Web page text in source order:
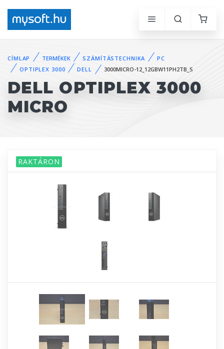
CÍMLAP TERMÉKEK SZÁMÍTÁSTECHNIKA
PC
OPTIPLEX 3000
DELL 3000MICRO-12_12GBW11PH2TB_S
DELL OPTIPLEX 3000
MICRO
RAKTÁRON